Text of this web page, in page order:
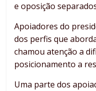
e oposição
Apoiadores do
dos perfis que
chamou atenção a
posicionamento a
Uma parte dos